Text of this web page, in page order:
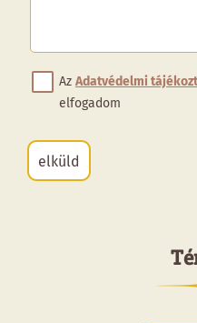
Az Adatvédelmi
elfogadom
elküld